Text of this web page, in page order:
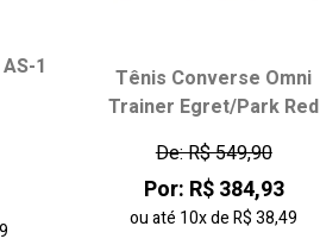
1
Tênis Converse Omni
Trainer Egret/Park Red
De: R$ 549,90
Por: R$ 384,93
ou até 10xdeR$ 38,49